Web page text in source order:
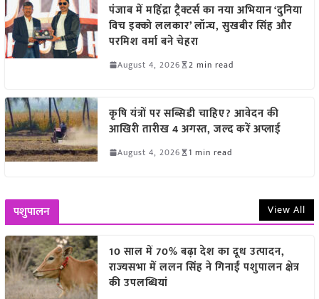
पंजाब में महिंद्रा ट्रैक्टर्स का नया अभियान ‘दुनिया
विच इक्को ललकार’ लॉन्च, सुखबीर सिंह और
परमिश वर्मा बने चेहरा
August 4, 2026 2 min read
कृषि यंत्रों पर सब्सिडी चाहिए? आवेदन की
आखिरी तारीख 4 अगस्त, जल्द करें अप्लाई
August 4, 2026 1 min read
पशुपालन View All
10 साल में 70% बढ़ा देश का दूध उत्पादन,
राज्यसभा में ललन सिंह ने गिनाईं पशुपालन क्षेत्र
की उपलब्धियां